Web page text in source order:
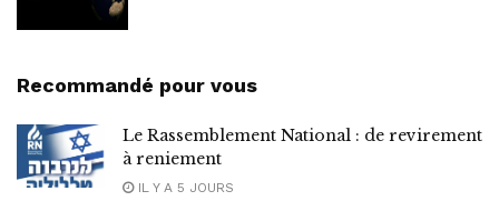
Recommandé pour vous
Le Rassemblement National : de revirement
à reniement
IL Y A 5 JOURS